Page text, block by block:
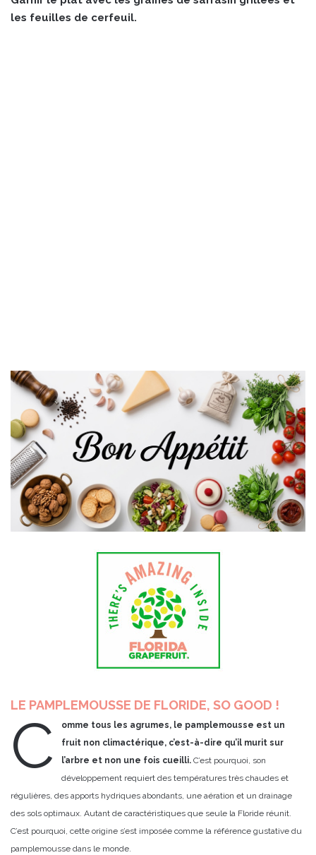
les feuilles de cerfeuil.
LE PAMPLEMOUSSE DE FLORIDE, SO GOOD !
C
omme tous les agrumes, le pamplemousse est un
fruit non climactérique, c’est-à-dire qu’il murit sur
l’arbre et non une fois cueilli. C’est pourquoi, son
développement requiert des températures très chaudes et
régulières, des apports hydriques abondants, une aération et un drainage
des sols optimaux. Autant de caractéristiques que seule la Floride réunit.
C’est pourquoi, cette origine s’est imposée comme la référence gustative du
pamplemousse dans le monde.